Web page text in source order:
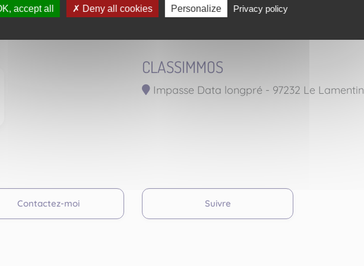
CLASSIMMOS
Impasse Data longpré - 97232 Le Lamentin
Contactez-moi Suivre
accept all Deny all cookies Personalize Privacy policy